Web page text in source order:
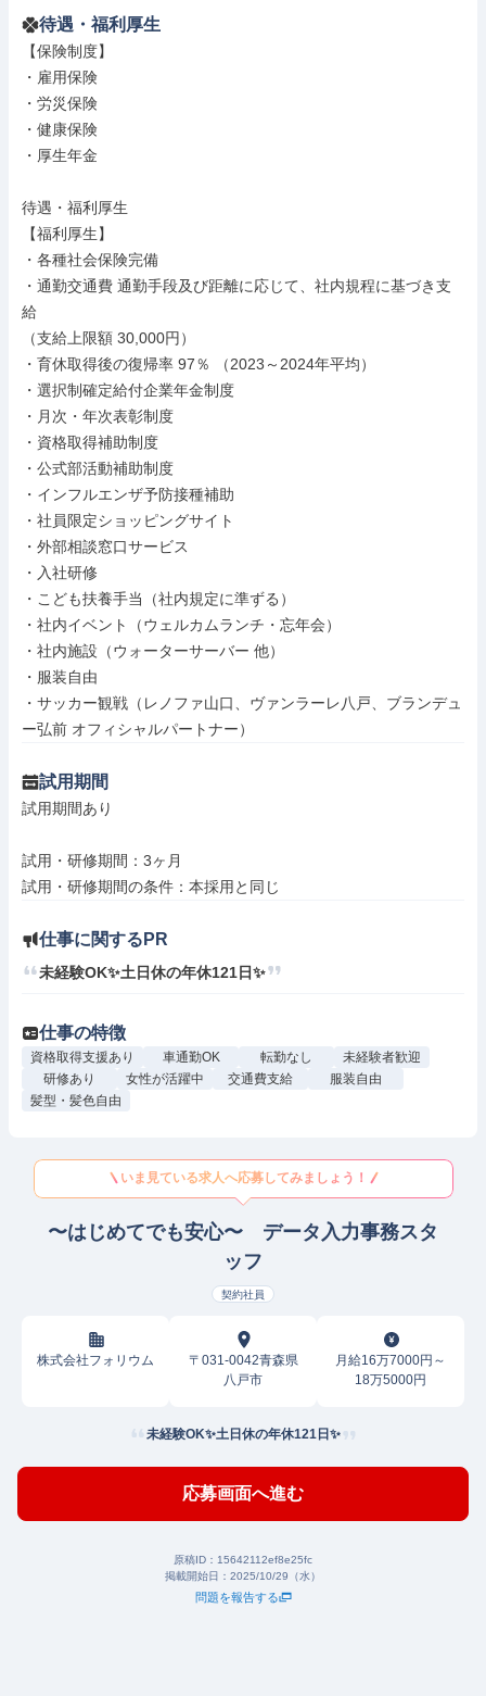
待遇・福利厚生
【保険制度】
・雇用保険
・労災保険
・健康保険
・厚生年金
待遇・福利厚生
【福利厚生】
・各種社会保険完備
・通勤交通費 通勤手段及び距離に応じて、社内規程に基づき支
給
（支給上限額 30,000円）
・育休取得後の復帰率 97％ （2023～2024年平均）
・選択制確定給付企業年金制度
・月次・年次表彰制度
・資格取得補助制度
・公式部活動補助制度
・インフルエンザ予防接種補助
・社員限定ショッピングサイト
・外部相談窓口サービス
・入社研修
・こども扶養手当（社内規定に準ずる）
・社内イベント（ウェルカムランチ・忘年会）
・社内施設（ウォーターサーバー 他）
・服装自由
・サッカー観戦（レノファ山口、ヴァンラーレ八戸、ブランデュ
ー弘前 オフィシャルパートナー）
試用期間
試用期間あり
試用・研修期間：3ヶ月
仕事に関するPR
未経験OK✨土日休の年休121日✨
仕事の特徴
資格取得支援あり 車通勤OK 転勤なし
未経験者歓迎
研修あり
女性が活躍中 交通費支給
服装自由
髪型・髪色自由
いま見ている求人へ応募してみましょう！
〜はじめてでも安心〜 データ入力事務スタ
ッフ
契約社員
株式会社フォリウム
〒031-0042青森県
八戸市
月給16万7000円～
18万5000円
未経験OK✨土日休の年休121日✨
応募画面へ進む
原稿ID： 15642112ef8e25fc
掲載開始日： 2025/10/29（水）
問題を報告する